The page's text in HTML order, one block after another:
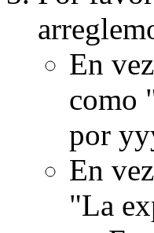
En
como
por
En
"La